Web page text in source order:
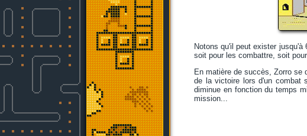
Notons qu'il peut exister
soit pour les combattre, soit
En matière de succès, Zorro se
de la victoire lors d'un combat
diminue en fonction du temps
mission...